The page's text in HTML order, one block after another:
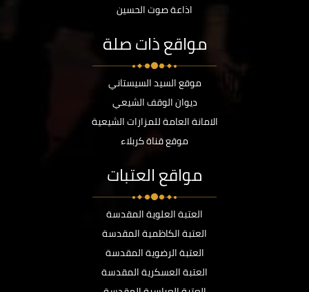
اذاعة صوت الحسين
مواقع ذات صلة
موقع السيد السيستاني
ديوان الوقف الشيعي
الامانة العامة للمزارات الشيعية
موقع قناة كربلاء
مواقع العتبات
العتبة العلوية المقدسة
العتبة الكاظمية المقدسة
العتبة الرضوية المقدسة
العتبة العسكرية المقدسة